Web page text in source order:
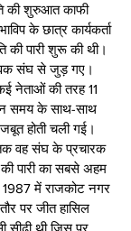
की शुरुआत काफी
के छात्र कार्यकर्ता
की पारी शुरू की थी।
संघ से जुड़ गए।
नेताओं की तरह 11
समय के साथ-साथ
होती चली गई।
वह संघ के प्रचारक
पारी का सबसे अहम
में राजकोट नगर
पर जीत हासिल
सीढ़ी थी जिस पर